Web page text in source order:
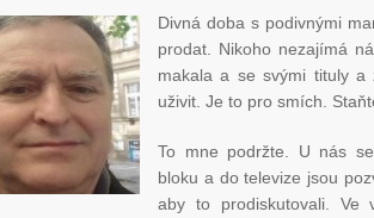
Divná doba s podivnými
prodat. Nikoho nezajímá
makala a se svými tituly a
uživit. Je to pro smích.
To mne podržte. U nás
bloku a do televize jsou
aby to prodiskutovali. Ve